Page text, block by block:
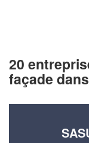
20
façade